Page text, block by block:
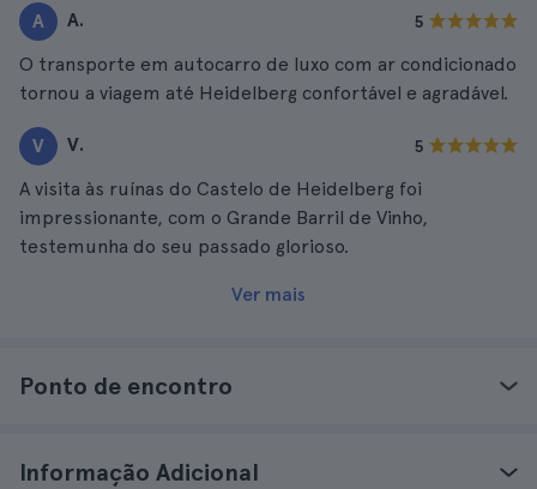
A A. 5
O transporte em autocarro de luxo com ar condicionado
tornou a viagem até Heidelberg confortável e agradável.
V V. 5
A visita às ruínas do Castelo de Heidelberg foi
impressionante, com o Grande Barril de Vinho,
testemunha do seu passado glorioso.
Ver mais
Ponto de encontro
Informação Adicional